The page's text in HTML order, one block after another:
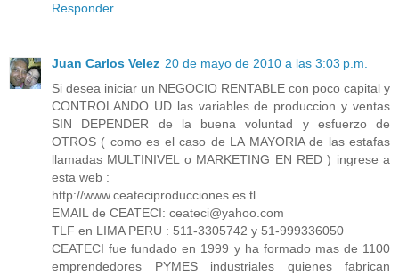
Responder
Juan Carlos Velez 20 de mayo de 2010 a las 3:03 p.m.
Si desea iniciar un NEGOCIO RENTABLE con poco capital y
CONTROLANDO UD las variables de produccion y ventas
SIN DEPENDER de la buena voluntad y esfuerzo de
OTROS ( como es el caso de LA MAYORIA de las estafas
llamadas MULTINIVEL o MARKETING EN RED ) ingrese a
esta web :
http://www.ceateciproducciones.es.tl
EMAIL de CEATECI: ceateci@yahoo.com
TLF en LIMA PERU : 511-3305742 y 51-999336050
CEATECI fue fundado en 1999 y ha formado mas de 1100
emprendedores PYMES industriales quienes fabrican